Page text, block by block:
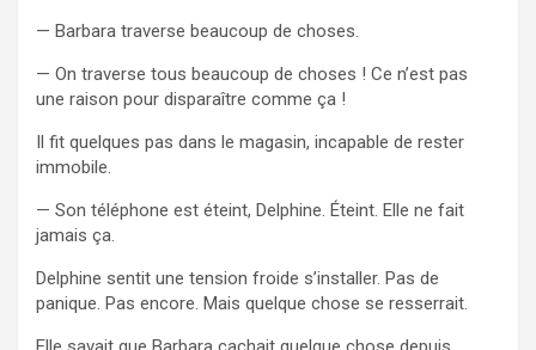
— Barbara traverse beaucoup de choses.
— On traverse tous beaucoup de choses ! Ce n’est pas
une raison pour disparaître comme ça !
Il fit quelques pas dans le magasin, incapable de rester
immobile.
— Son téléphone est éteint, Delphine. Éteint. Elle ne fait
jamais ça.
Delphine sentit une tension froide s’installer. Pas de
panique. Pas encore. Mais quelque chose se resserrait.